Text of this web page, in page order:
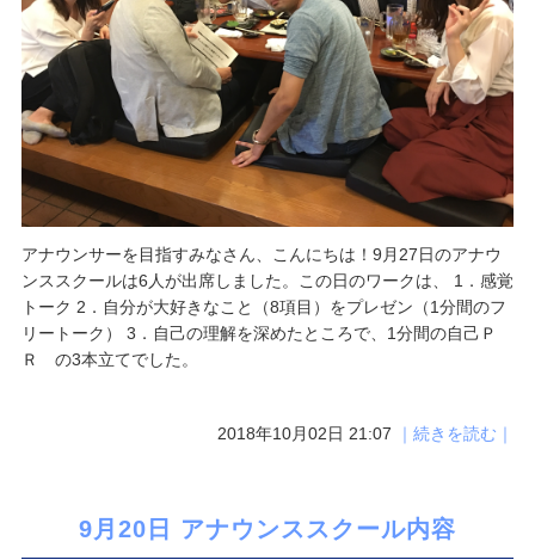
アナウンサーを目指すみなさん、こんにちは！9月27日のアナウ
ンススクールは6人が出席しました。この日のワークは、 1．感覚
トーク 2．自分が大好きなこと（8項目）をプレゼン（1分間のフ
リートーク） 3．自己の理解を深めたところで、1分間の自己Ｐ
Ｒ の3本立てでした。
2018年10月02日 21:07 ｜続きを読む｜
9月20日 アナウンススクール内容